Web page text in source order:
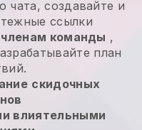
чата, создавайте и
ссылки
членам команды ,
план
скидочных
влиятельными